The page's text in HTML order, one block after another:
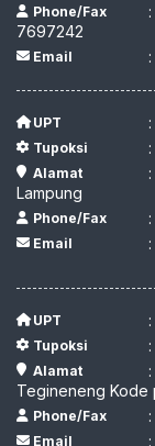
Phone/Fax
7697242
Email :
UPT
Tupoksi
Alamat
Lampung
Phone/Fax
Email :
UPT
Tupoksi
Alamat
Tegineneng Kode
Phone/Fax
Email :